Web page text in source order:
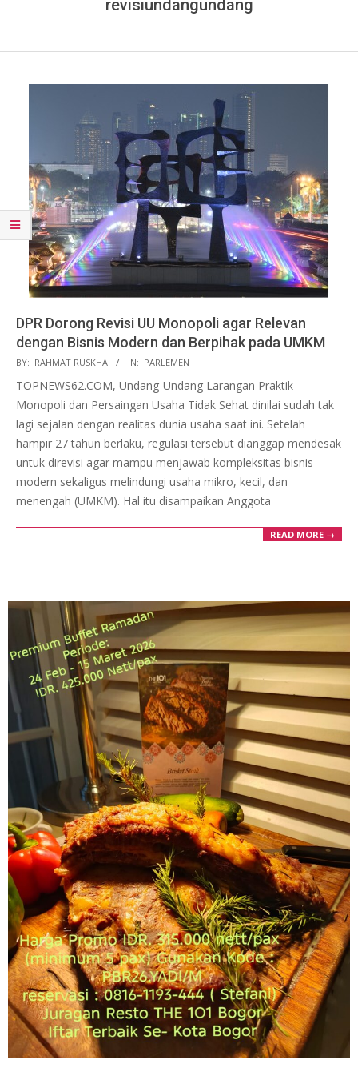
revisiundangundang
DPR Dorong Revisi UU Monopoli agar Relevan
dengan Bisnis Modern dan Berpihak pada UMKM
2026-
02-
03
BY: RAHMAT RUSKHA IN: PARLEMEN
TOPNEWS62.COM, Undang-Undang Larangan Praktik
Monopoli dan Persaingan Usaha Tidak Sehat dinilai sudah tak
lagi sejalan dengan realitas dunia usaha saat ini. Setelah
hampir 27 tahun berlaku, regulasi tersebut dianggap mendesak
untuk direvisi agar mampu menjawab kompleksitas bisnis
modern sekaligus melindungi usaha mikro, kecil, dan
menengah (UMKM). Hal itu disampaikan Anggota
READ MORE →